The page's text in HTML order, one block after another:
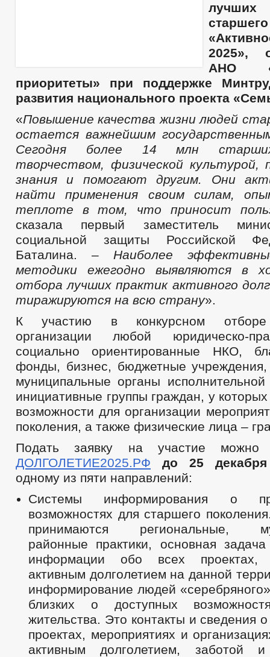
лучших
«
2025»,
АНО
приоритеты» при поддержке Мин
развития национального проекта
«Повышение качества жизни людей
остается важнейшим
Сегодня более 14 млн
творчеством, физической культурой,
знания и помогают другим. Они
найти применения своим силам,
теплоте в том, что приносит
сказала первый заместитель
социальной защиты Российской
Баталина. – Наиболее
методики ежегодно выявляются в
отбора лучших практик активного
тиражируются на всю страну».
К участию в конкурсном отборе
организации любой юридическо-
социально ориентированные НКО,
фонды, бизнес, бюджетные
муниципальные органы
инициативные группы граждан, у
возможности для организации
поколения, а также физические лица –
Подать заявку на участие
ДОЛГОЛЕТИЕ2025.РФ
до 25
одному из пяти направлений:
Системы информирования о
возможностях для старшего
принимаются региональные,
районные практики, основная
информации обо всех проектах,
активным долголетием на данной
информирование людей
близких о доступных
жительства. Это контакты и сведения
проектах, мероприятиях и
активным долголетием, заботой